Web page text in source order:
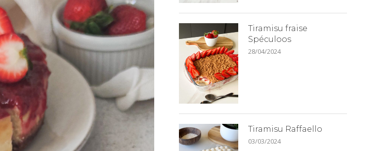
Tiramisu fraise
Spéculoos
28/04/2024
Tiramisu Raffaello
03/03/2024